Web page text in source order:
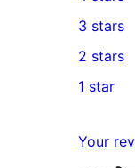
5-
star
reviews
4-
star
reviews
0
3-
star
3 stars
2-
reviews
2 stars
star
1 star
Your